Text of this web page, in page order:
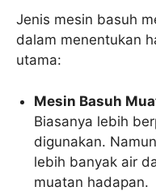
Jenis mesin basuh
dalam menentukan
utama:
Mesin Basuh
Biasanya lebih
digunakan.
lebih banyak air
muatan hadapan.